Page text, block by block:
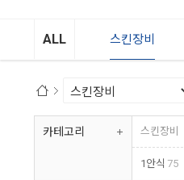
ALL 스킨장비
카테고리 스킨장비
1안식 75